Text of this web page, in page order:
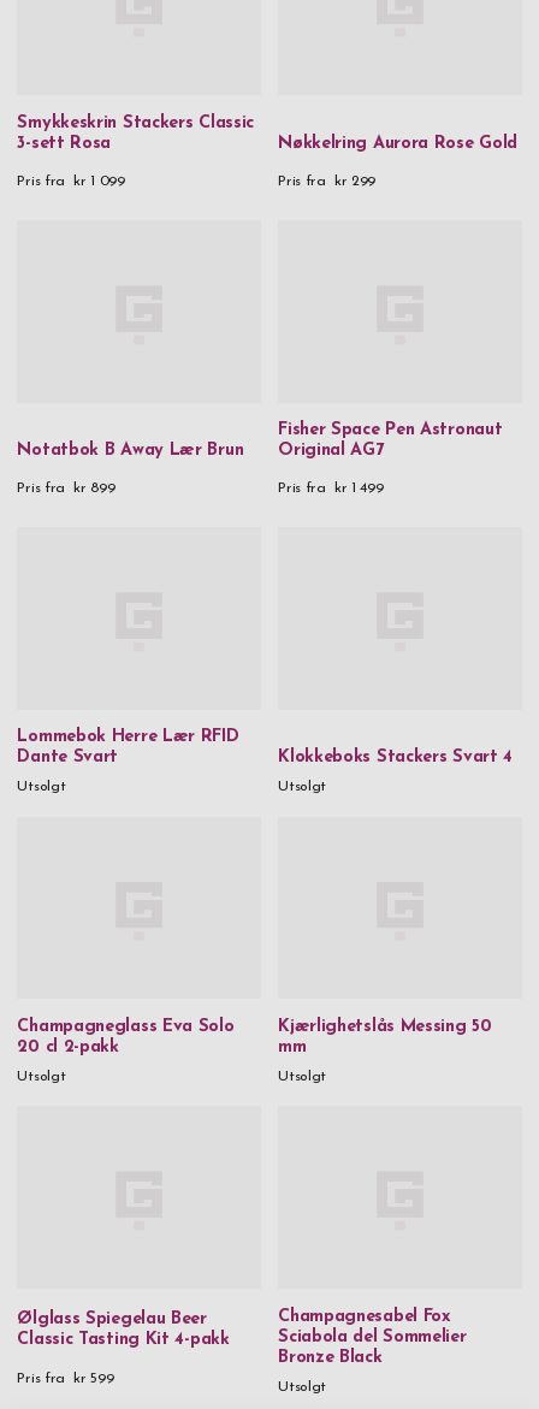
Smykkeskrin Stackers Classic
3-sett Rosa
Pris fra kr 1 099
Nøkkelring Aurora Rose Gold
Pris fra kr 299
Notatbok B Away Lær Brun
Pris fra kr 899
Fisher Space Pen Astronaut
Original AG7
Pris fra kr 1 499
Lommebok Herre Lær RFID
Dante Svart
Utsolgt
Klokkeboks Stackers Svart 4
Utsolgt
Champagneglass Eva Solo
20 cl 2-pakk
Utsolgt
Kjærlighetslås Messing 50
mm
Utsolgt
Ølglass Spiegelau Beer
Classic Tasting Kit 4-pakk
Pris fra kr 599
Champagnesabel Fox
Sciabola del Sommelier
Bronze Black
Utsolgt